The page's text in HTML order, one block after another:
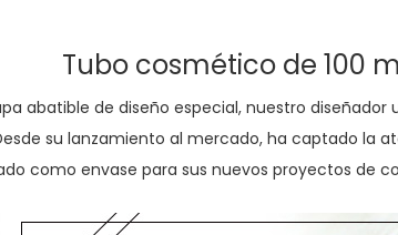
Tubo cosmético de 100
abatible de diseño especial, nuestro
su lanzamiento al mercado, ha captado la
como envase para sus nuevos proyectos de